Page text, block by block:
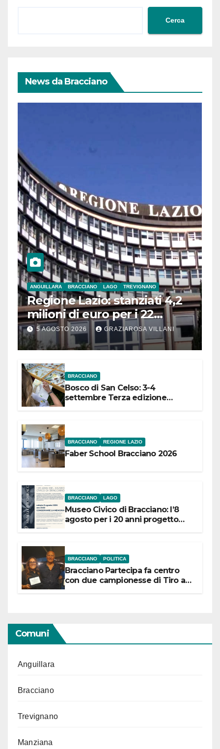
Cerca
News da Bracciano
ANGUILLARA BRACCIANO LAGO TREVIGNANO
Regione Lazio: stanziati 4,2
milioni di euro per i 22
Comuni dell’Etruria
Meridionale
5 AGOSTO 2026 GRAZIAROSA VILLANI
BRACCIANO
Bosco di San Celso: 3-4
settembre Terza edizione
BRACCIANO REGIONE LAZIO
Faber School Bracciano 2026
BRACCIANO LAGO
Museo Civico di Bracciano: l’8
agosto per i 20 anni progetto
BRACCIANO POLITICA
Bracciano Partecipa fa centro
con due campionesse di Tiro a
Comuni
Anguillara
Bracciano
Trevignano
Manziana